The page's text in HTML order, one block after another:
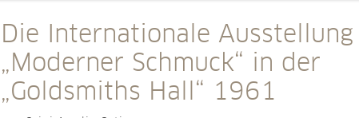
Die Internationale Ausstellung
„Moderner Schmuck“ in der
„Goldsmiths Hall“ 1961